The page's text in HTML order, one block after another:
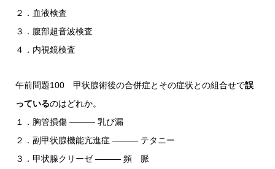
２．血液検査
３．腹部超音波検査
４．内視鏡検査
午前問題100 甲状腺術後の合併症とその症状との組合せで誤
っているのはどれか。
１．胸管損傷 ――― 乳び漏
２．副甲状腺機能亢進症 ――― テタニー
３．甲状腺クリーゼ ――― 頻 脈